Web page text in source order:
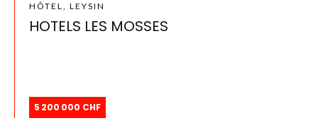
HÔTEL, LEYSIN
HOTELS LES MOSSES
5 200 000 CHF